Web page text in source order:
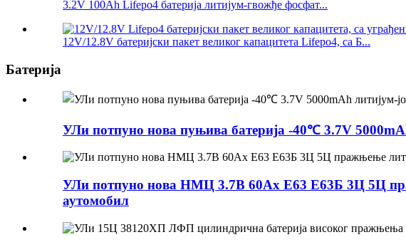
3.2V 100Ah Lifepo4 батерија литијум-гвожђе фосфат...
12V/12.8V батеријски пакет великог капацитета Lifepo4, са Б...
Батерија
УЛи потпуно нова пуњива батерија -40℃ 3.7V
УЛи потпуно нова НМЦ 3.7В 60Ах Е63 Е63Б 3Ц 5Ц
аутомобил